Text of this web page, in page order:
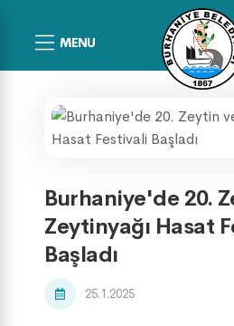
MENU
Burhaniye'de 20.
Zeytinyağı Hasat
Başladı
25.1.2025